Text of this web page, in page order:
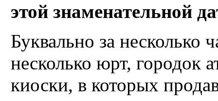
этой знаменательной
Буквально за несколько
несколько юрт, городок
киоски, в которых